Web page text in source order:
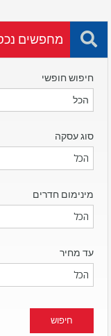
מחפשים
חיפוש חופשי
סוג עסקה
הכל
מינימום חדרים
הכל
עד מחיר
הכל